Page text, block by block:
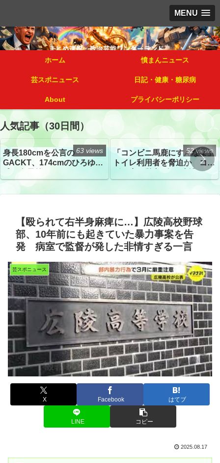
MENU
ホーム 憤まんニュース
芸スポニュース 日記・健康・糖尿病
About プライバシーポリシー
人気記事（30日間）
身長180cmを公言の
GACKT、174cmのひろゆき
トざわつき イベントでの写
真が話題
63 views
「コンビニ馬鹿にすんなよ」
トイレ利用者を脅迫か コン
52 views
【殴られて右半身麻痺に…】広陵高校野球
部、10年前にも起きていた暴力事案を告
発 病室で監督が発した非情すぎる一言
芸スポニュース
X Facebook はてブ
LINE コピー
2025.08.17